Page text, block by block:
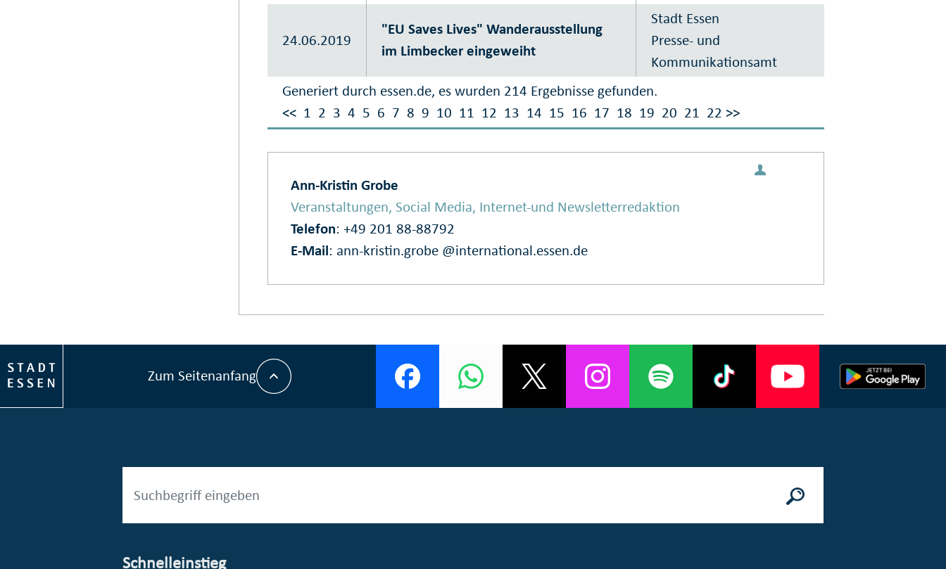
Generiert durch essen.de, es wurden 214 Ergebnisse gefunden.
<< 1 2 3 4 5 6 7 8 9 10 11 12 13 14 15 16 17 18 19 20 21 22 >>
24.06.2019
"EU Saves Lives" Wanderausstellung
im Limbecker eingeweiht
Stadt Essen
Presse- und
Kommunikationsamt
Ann-Kristin Grobe
Veranstaltungen, Social Media, Internet-und Newsletterredaktion
Telefon: +49 201 88-88792
E‑Mail: ann-kristin.grobe @international.essen.de
Zum Seitenanfang
Schnelleinstieg